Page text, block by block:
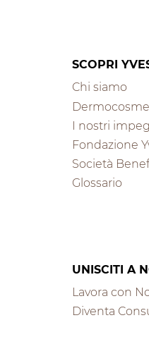
SCOPRI
Chi siamo
I nostri
Fondazione
Società
Glossario
UNISCITI A
Lavora con
Diventa